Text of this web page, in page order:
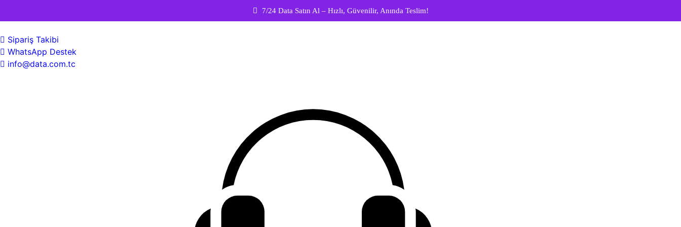
7/24 Data Satın Al – Hızlı, Güvenilir, Anında Teslim!
Sipariş Takibi
WhatsApp Destek
info@data.com.tc